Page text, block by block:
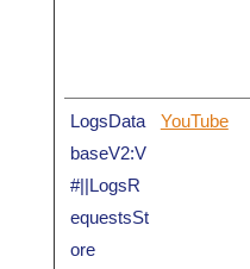
LogsData
baseV2:V
#||LogsR
equestsSt
ore
YouTube